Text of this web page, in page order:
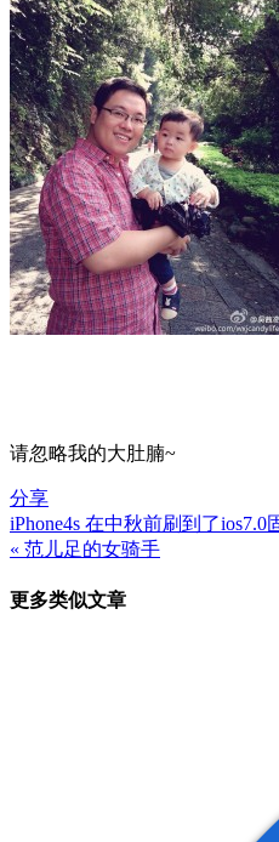
请忽略我的大肚腩~
分享
文
章
导
iPhone4s 在中秋前刷到了ios7.0
« 范儿足的女骑手
更多类似文章